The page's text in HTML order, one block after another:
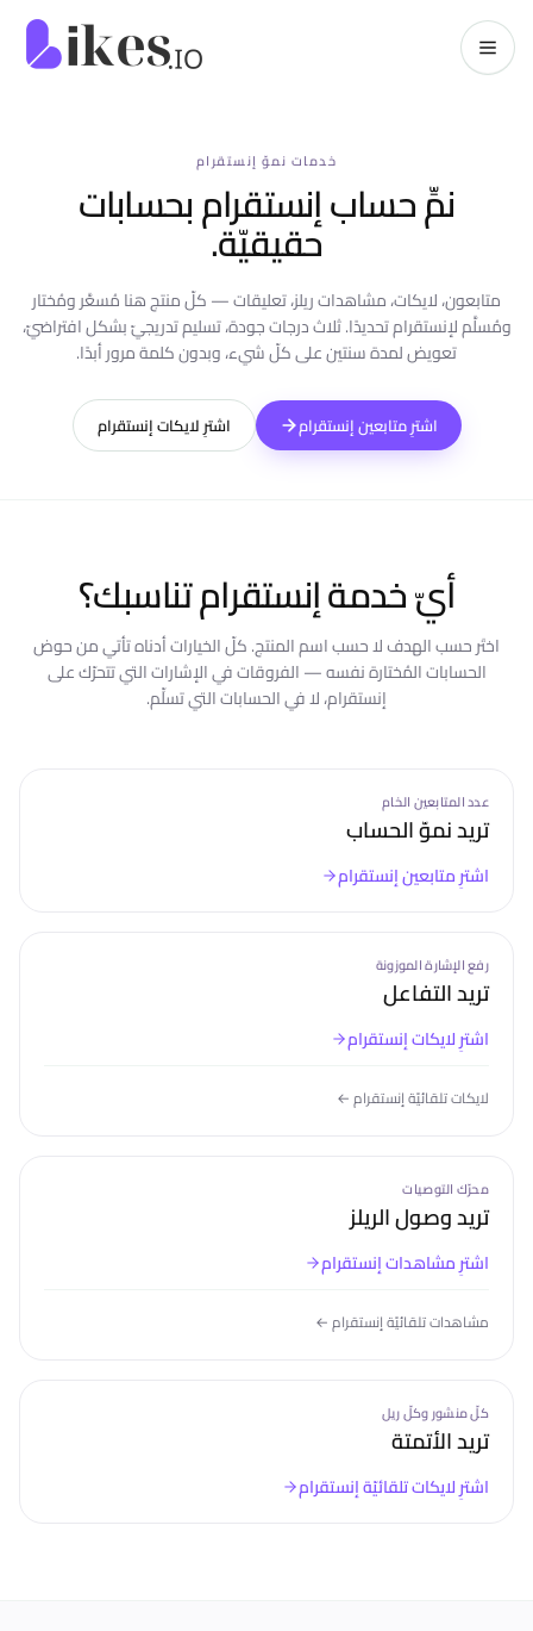
تخطّي إلى المحتوى
خدمات نموّ إنستقرام
نمِّ حساب إنستقرام بحسابات
حقيقيّة.
متابعون، لايكات، مشاهدات ريلز، تعليقات — كلّ منتج هنا مُسعَّر ومُختار
ومُسلَّم لإنستقرام تحديدًا. ثلاث درجات جودة، تسليم تدريجيّ بشكل افتراضيّ،
تعويض لمدة سنتين على كلّ شيء، وبدون كلمة مرور أبدًا.
اشترِ متابعين إنستقرام اشترِ لايكات إنستقرام
أيّ خدمة إنستقرام تناسبك؟
اختَر حسب الهدف لا حسب اسم المنتج. كلّ الخيارات أدناه تأتي من حوض
الحسابات المُختارة نفسه — الفروقات في الإشارات التي تتحرّك على
إنستقرام، لا في الحسابات التي تسلِّم.
عدد المتابعين الخام
تريد نموّ الحساب
اشترِمتابعين إنستقرام
رفع الإشارة الموزونة
تريد التفاعل
اشترِلايكات إنستقرام
لايكات تلقائيّة إنستقرام←
محرّك التوصيات
تريد وصول الريلز
اشترِمشاهدات إنستقرام
مشاهدات تلقائيّة إنستقرام←
كلّ منشور وكلّ ريل
تريد الأتمتة
اشترِلايكات تلقائيّة إنستقرام